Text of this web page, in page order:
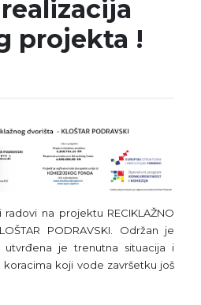
projekta !
na projektu RECIKLAŽNO
PODRAVSKI. Održan je
utvrđena je trenutna situacija i
koracima koji vode završetku još